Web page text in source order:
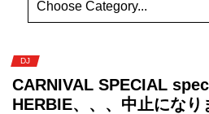
DJ
CARNIVAL SPECIAL
HERBIE、、、中止になり